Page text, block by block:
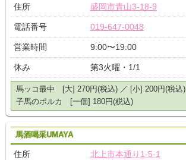
住所 盛岡市青山3-18-9
電話番号 019-647-0048
営業時間 9:00〜19:00
休み 第3火曜・1/1
馬ッコ最中 [大] 270円(税込) ／ [小] 200円(税込)
子馬のポルカ [一個] 180円(税込)
馬酒喝采UMAYA
住所 北上市本通り1-5-1